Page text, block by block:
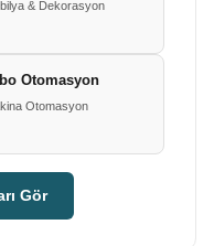
& Dekorasyon
Otomasyon
Otomasyon
Gör